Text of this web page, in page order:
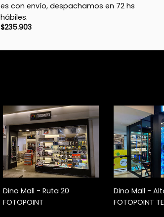
es con envío, despachamos en 72 hs
hábiles.
$235.903
Dino Mall - Ruta 20
FOTOPOINT
Dino Mall -
FOTOPOINT